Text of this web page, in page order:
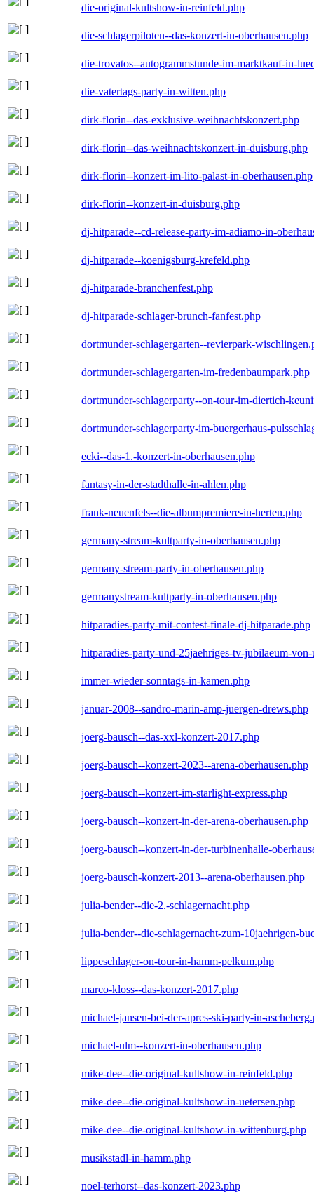
die-original-kultshow-in-reinfeld.php
die-schlagerpiloten--das-konzert-in-oberhausen.php
die-trovatos--autogrammstunde-im-marktkauf-in-
die-vatertags-party-in-witten.php
dirk-florin--das-exklusive-weihnachtskonzert.php
dirk-florin--das-weihnachtskonzert-in-duisburg.php
dirk-florin--konzert-im-lito-palast-in-oberhausen.php
dirk-florin--konzert-in-duisburg.php
dj-hitparade--cd-release-party-im-adiamo-in-
dj-hitparade--koenigsburg-krefeld.php
dj-hitparade-branchenfest.php
dj-hitparade-schlager-brunch-fanfest.php
dortmunder-schlagergarten--revierpark-
dortmunder-schlagergarten-im-fredenbaumpark.php
dortmunder-schlagerparty--on-tour-im-diertich-
dortmunder-schlagerparty-im-buergerhaus-
ecki--das-1.-konzert-in-oberhausen.php
fantasy-in-der-stadthalle-in-ahlen.php
frank-neuenfels--die-albumpremiere-in-herten.php
germany-stream-kultparty-in-oberhausen.php
germany-stream-party-in-oberhausen.php
germanystream-kultparty-in-oberhausen.php
hitparadies-party-mit-contest-finale-dj-hitparade.php
hitparadies-party-und-25jaehriges-tv-jubilaeum-
immer-wieder-sonntags-in-kamen.php
januar-2008--sandro-marin-amp-juergen-drews.php
joerg-bausch--das-xxl-konzert-2017.php
joerg-bausch--konzert-2023--arena-oberhausen.php
joerg-bausch--konzert-im-starlight-express.php
joerg-bausch--konzert-in-der-arena-oberhausen.php
joerg-bausch--konzert-in-der-turbinenhalle-
joerg-bausch-konzert-2013--arena-oberhausen.php
julia-bender--die-2.-schlagernacht.php
julia-bender--die-schlagernacht-zum-10jaehrigen-
lippeschlager-on-tour-in-hamm-pelkum.php
marco-kloss--das-konzert-2017.php
michael-jansen-bei-der-apres-ski-party-in-
michael-ulm--konzert-in-oberhausen.php
mike-dee--die-original-kultshow-in-reinfeld.php
mike-dee--die-original-kultshow-in-uetersen.php
mike-dee--die-original-kultshow-in-wittenburg.php
musikstadl-in-hamm.php
noel-terhorst--das-konzert-2023.php